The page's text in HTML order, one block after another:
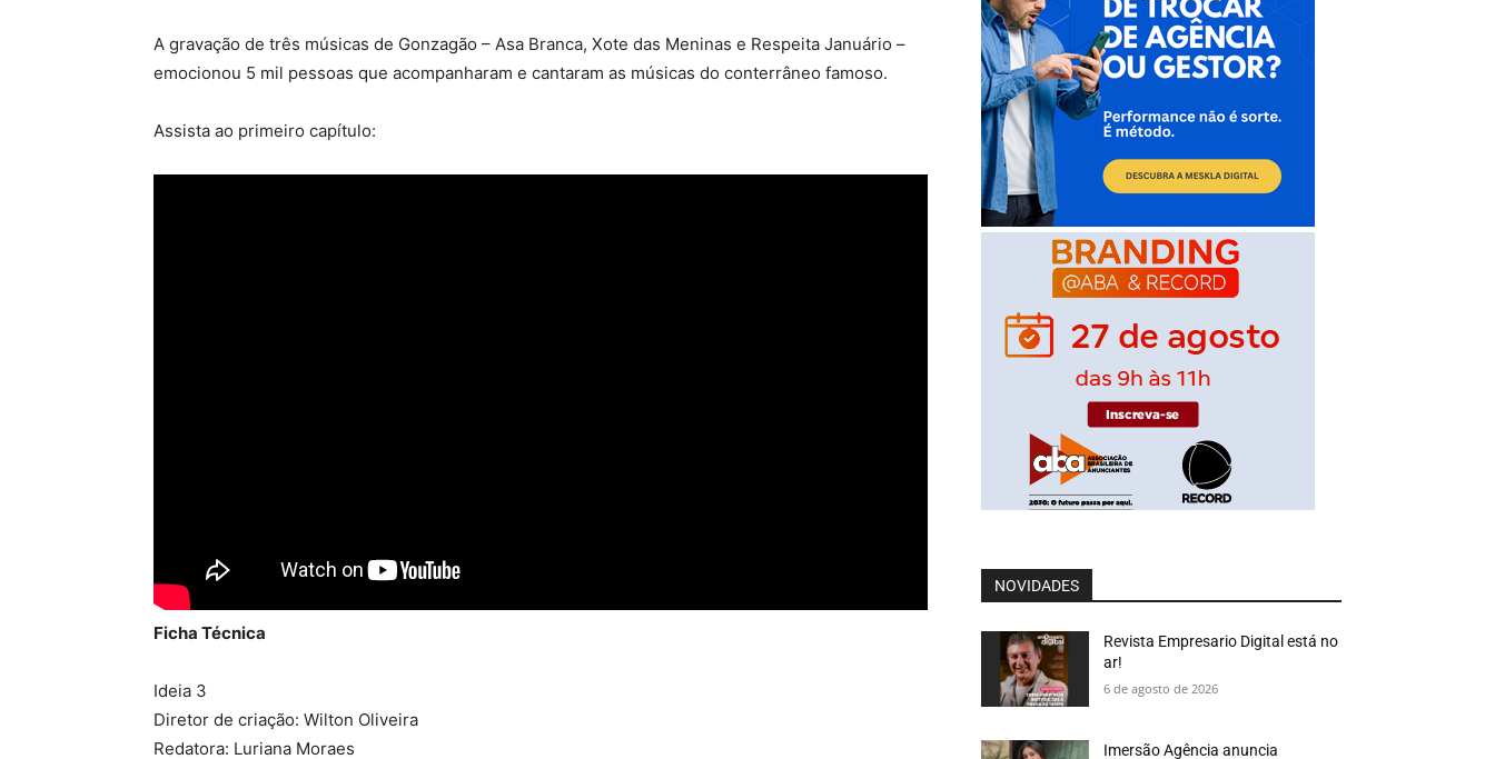
A gravação de três músicas de Gonzagão – Asa Branca, Xote das Meninas e Respeita Januário –
emocionou 5 mil pessoas que acompanharam e cantaram as músicas do conterrâneo famoso.
Assista ao primeiro capítulo:
Ficha Técnica
Ideia 3
Diretor de criação: Wilton Oliveira
Redatora: Luriana Moraes
NOVIDADES
Revista Empresario Digital está no
ar!
6 de agosto de 2026
Imersão Agência anuncia